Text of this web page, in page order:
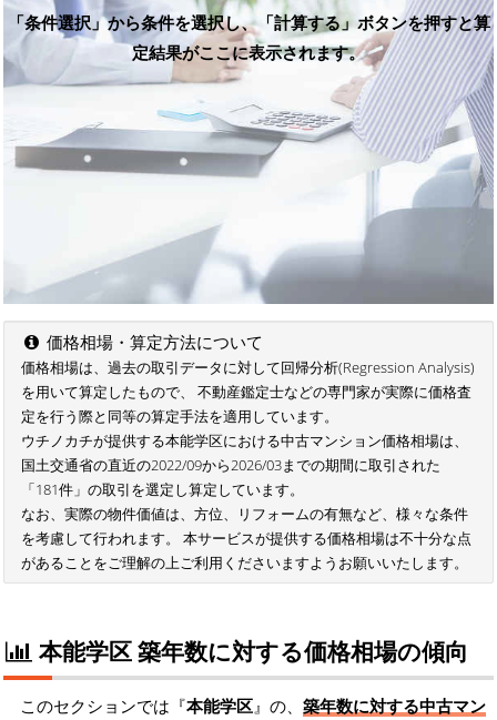
「条件選択」から条件を選択し、「計算する」ボタンを押すと算
定結果がここに表示されます。
価格相場・算定方法について
価格相場は、過去の取引データに対して回帰分析(Regression Analysis)
を用いて算定したもので、 不動産鑑定士などの専門家が実際に価格査
定を行う際と同等の算定手法を適用しています。
ウチノカチが提供する本能学区における中古マンション価格相場は、
国土交通省の直近の2022/09から2026/03までの期間に取引された
「181件」の取引を選定し算定しています。
なお、実際の物件価値は、方位、リフォームの有無など、様々な条件
を考慮して行われます。 本サービスが提供する価格相場は不十分な点
があることをご理解の上ご利用くださいますようお願いいたします。
本能学区 築年数に対する価格相場の傾向
このセクションでは『本能学区』の、 築年数に対する中古マン